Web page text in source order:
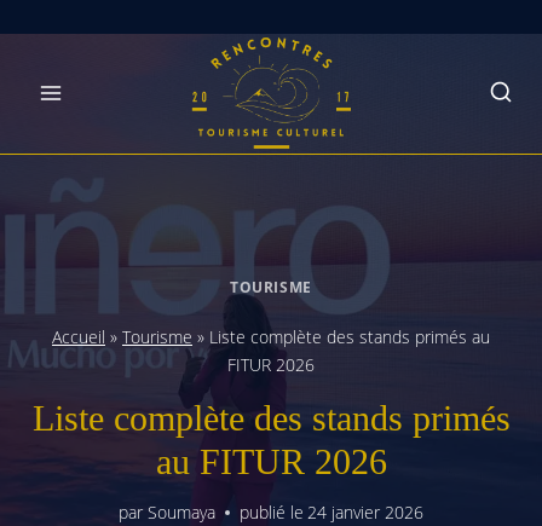
TOURISME
Accueil » Tourisme » Liste complète des stands primés au
FITUR 2026
Liste complète des stands primés
au FITUR 2026
parSoumaya publié le 24 janvier 2026